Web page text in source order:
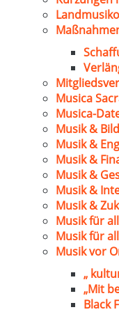
Musica
Musica-
Musik &
Musik &
Musik &
Musik &
Musik &
Musik &
Musik für
Musik für
Musik vor
„
„Mit
Black